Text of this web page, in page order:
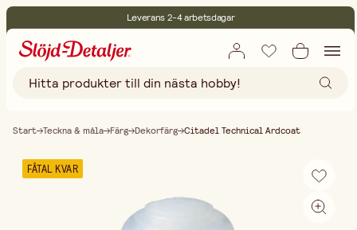
Leverans 2-4 arbetsdagar
Fri frakt vid köp över 499:-
Start Teckna & måla Färg Dekorfärg Citadel Technical Ardcoat
FÅTAL KVAR